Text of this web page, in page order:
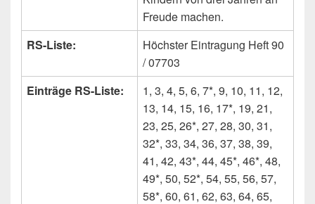
Freude machen.
RS-Liste:
Höchster Eintragung Heft 90
/ 07703
Einträge RS-Liste:
1, 3, 4, 5, 6, 7*, 9, 10, 11, 12,
13, 14, 15, 16, 17*, 19, 21,
23, 25, 26*, 27, 28, 30, 31,
32*, 33, 34, 36, 37, 38, 39,
41, 42, 43*, 44, 45*, 46*, 48,
49*, 50, 52*, 54, 55, 56, 57,
58*, 60, 61, 62, 63, 64, 65,